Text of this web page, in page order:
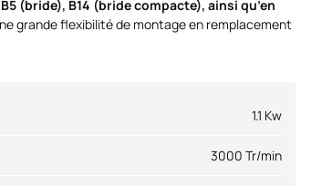
(bride), B14 (bride compacte), ainsi qu’en
grande flexibilité de montage en remplacement
1.1 Kw
3000 Tr/min